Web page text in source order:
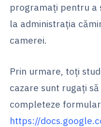
programați pentru a
la administrația
camerei.
Prin urmare, toți
cazare sunt rugați să
completeze
https://